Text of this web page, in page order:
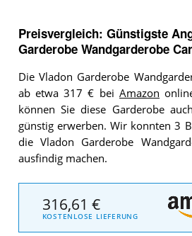
Preisvergleich: Günstigste
Garderobe Wandgarderobe
Die Vladon Garderobe
ab etwa 317 € beiAmazon
können Sie diese Garderobe
günstig erwerben. Wir konnten 3
die Vladon Garderobe
ausfindig machen.
316,61 €
KOSTENLOSE LIEFERUNG